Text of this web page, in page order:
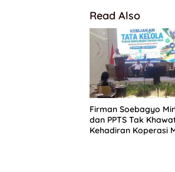
Read Also
Firman Soebagyo
dan PPTS Tak
Kehadiran Koperasi